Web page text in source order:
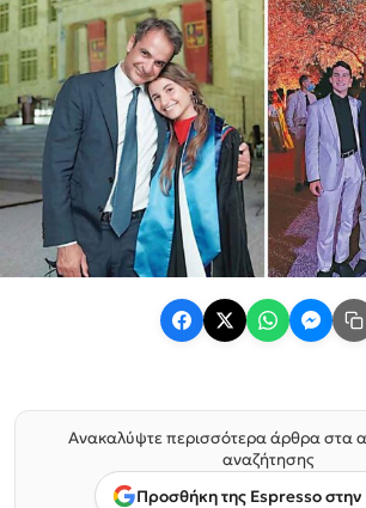
Ανακαλύψτε περισσότερα άρθρα στα
αναζήτησης
Προσθήκη της Espresso